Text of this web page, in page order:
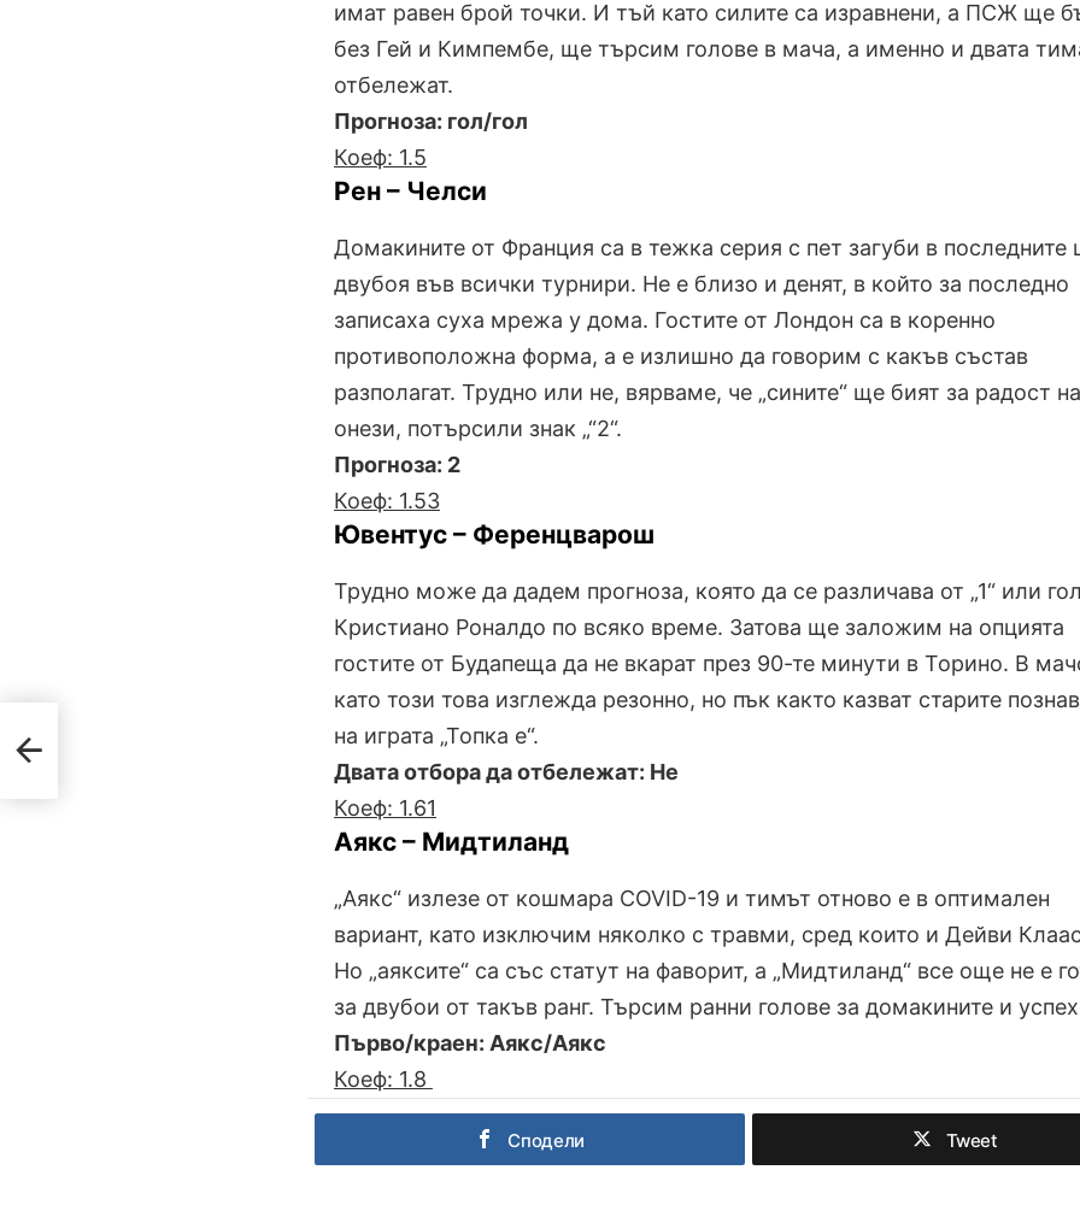
имат равен брой точки. И тъй като силите са изравнени, а ПСЖ ще
без Гей и Кимпембе, ще търсим голове в мача, а именно и двата
отбележат.
Прогноза: гол/гол
Коеф: 1.5
Рен – Челси
Домакините от Франция са в тежка серия с пет загуби в последните
двубоя във всички турнири. Не е близо и денят, в който за последно
записаха суха мрежа у дома. Гостите от Лондон са в коренно
противоположна форма, а е излишно да говорим с какъв състав
разполагат. Трудно или не, вярваме, че „сините“ ще бият за радост на
онези, потърсили знак „“2“.
Прогноза: 2
Коеф: 1.53
Ювентус – Ференцварош
Трудно може да дадем прогноза, която да се различава от „1“ или
Кристиано Роналдо по всяко време. Затова ще заложим на опцията
гостите от Будапеща да не вкарат през 90-те минути в Торино. В
като този това изглежда резонно, но пък както казват старите
на играта „Топка е“.
Двата отбора да отбележат: Не
Коеф: 1.61
Аякс – Мидтиланд
„Аякс“ излезе от кошмара COVID-19 и тимът отново е в оптимален
вариант, като изключим няколко с травми, сред които и Дейви
Но „аяксите“ са със статут на фаворит, а „Мидтиланд“ все още не е
за двубои от такъв ранг. Търсим ранни голове за домакините и
Първо/краен: Аякс/Аякс
Коеф: 1.8
Сподели Tweet